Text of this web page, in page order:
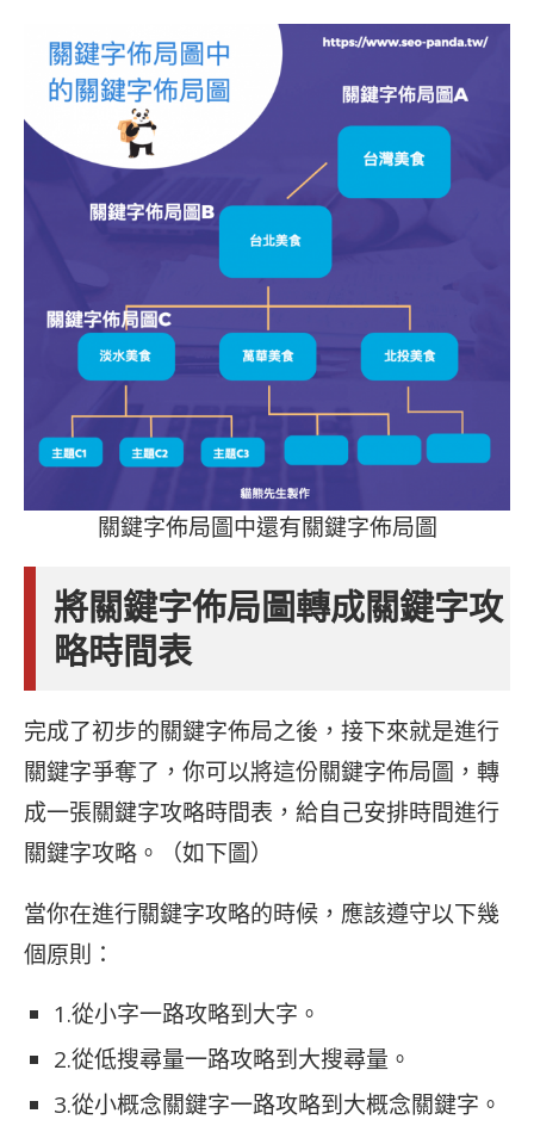
關鍵字佈局圖中還有關鍵字佈局圖
將關鍵字佈局圖轉成關鍵字攻
略時間表
完成了初步的關鍵字佈局之後，接下來就是進行
關鍵字爭奪了，你可以將這份關鍵字佈局圖，轉
成一張關鍵字攻略時間表，給自己安排時間進行
關鍵字攻略。（如下圖）
當你在進行關鍵字攻略的時候，應該遵守以下幾
個原則：
1.從小字一路攻略到大字。
2.從低搜尋量一路攻略到大搜尋量。
3.從小概念關鍵字一路攻略到大概念關鍵字。